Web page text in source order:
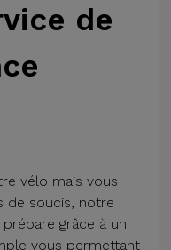
de
vélo mais vous
de soucis, notre
grâce à un
vous permettant